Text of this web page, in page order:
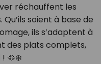
réchauffent les
soient à base de
ils s’adaptent à
des plats complets,
🥘❄️